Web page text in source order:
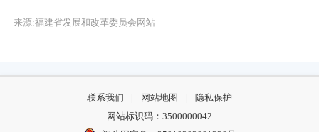
来源:福建省发展和改革委员会网站
联系我们 | 网站地图 |
隐私保护
网站标识码：3500000042